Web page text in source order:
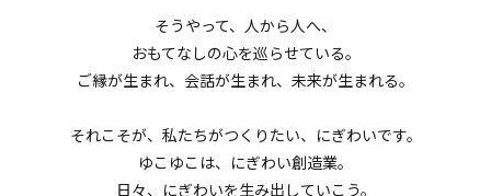
そうやって、人から人へ、
おもてなしの心を巡らせている。
ご縁が生まれ、会話が生まれ、未来が生まれる。
それこそが、私たちがつくりたい、にぎわいです。
ゆこゆこは、にぎわい創造業。
日々、にぎわいを生み出していこう。